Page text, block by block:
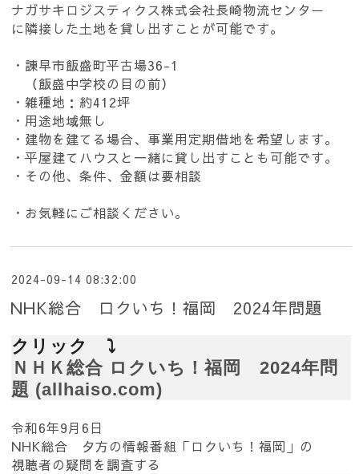
ナガサキロジスティクス株式会社長崎物流センター
に隣接した土地を貸し出すことが可能です。
・諌早市飯盛町平古場36-1
（飯盛中学校の目の前）
・雑種地：約412坪
・用途地域無し
・建物を建てる場合、事業用定期借地を希望します。
・平屋建てハウスと一緒に貸し出すことも可能です。
・その他、条件、金額は要相談
・お気軽にご相談ください。
2024-09-14 08:32:00
NHK総合 ロクいち！福岡 2024年問題
クリック ⤵
ＮＨＫ総合 ロクいち！福岡 2024年問
題 (allhaiso.com)
令和6年9月6日
NHK総合 夕方の情報番組「ロクいち！福岡」の
視聴者の疑問を調査する